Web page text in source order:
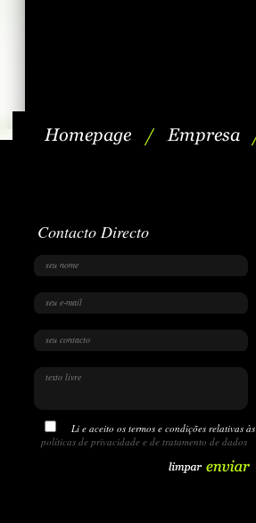
Contacto Directo
Li e aceito os termos e condições relativas às
políticas de privacidade e de tratamento de dados